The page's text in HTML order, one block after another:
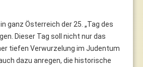
ganz Österreich der 25. „Tag des
Dieser Tag soll nicht nur das
tiefen Verwurzelung im Judentum
dazu anregen, die historische